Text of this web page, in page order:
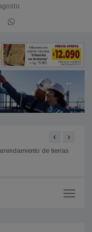
de tierras
‹ ›